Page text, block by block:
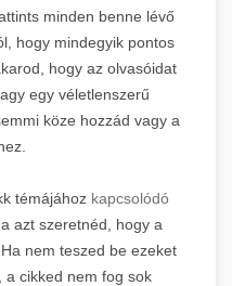
minden benne lévő
hogy mindegyik pontos
hogy az olvasóidat
egy véletlenszerű
köze hozzád vagy a
témájához kapcsolódó
azt szeretnéd, hogy a
nem teszed be ezeket
a cikked nem fog sok